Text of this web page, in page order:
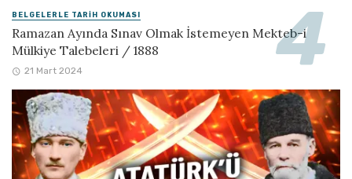
BELGELERLE TARIH OKUMASI
Ramazan Ayında Sınav Olmak İstemeyen Mekteb-i
Mülkiye Talebeleri / 1888
21 Mart 2024